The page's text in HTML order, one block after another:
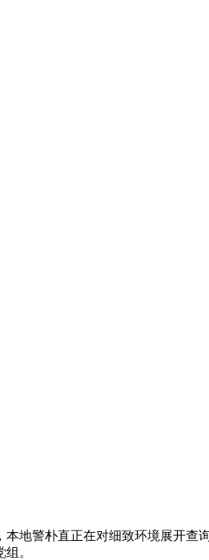
警朴直正在对细致环境展开查询
。